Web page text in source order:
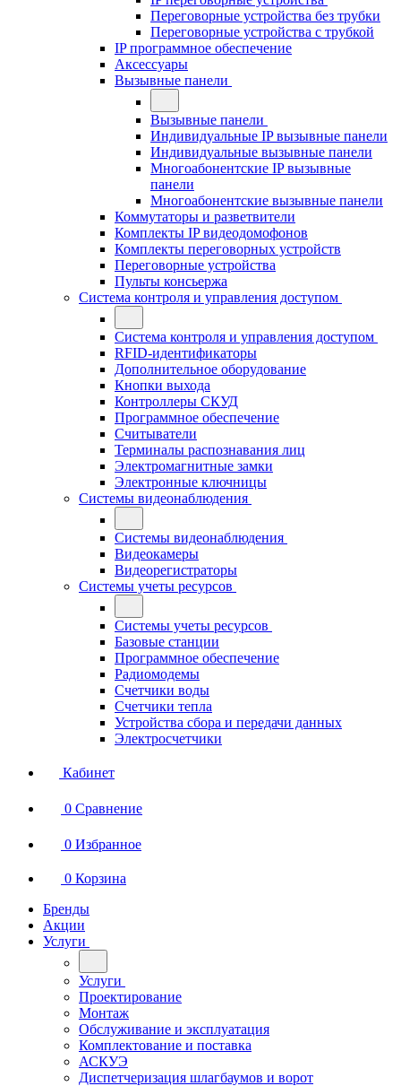
Переговорные устройства без трубки
Переговорные устройства с трубкой
IP программное обеспечение
Аксессуары
Вызывные панели
Вызывные панели
Индивидуальные IP вызывные панели
Индивидуальные вызывные панели
Многоабонентские IP вызывные
панели
Многоабонентские вызывные панели
Коммутаторы и разветвители
Комплекты IP видеодомофонов
Комплекты переговорных устройств
Переговорные устройства
Пульты консьержа
Система контроля и управления доступом
Система контроля и управления доступом
RFID-идентификаторы
Дополнительное оборудование
Кнопки выхода
Контроллеры СКУД
Программное обеспечение
Считыватели
Терминалы распознавания лиц
Электромагнитные замки
Электронные ключницы
Системы видеонаблюдения
Системы видеонаблюдения
Видеокамеры
Видеорегистраторы
Системы учеты ресурсов
Системы учеты ресурсов
Базовые станции
Программное обеспечение
Радиомодемы
Счетчики воды
Счетчики тепла
Устройства сбора и передачи данных
Электросчетчики
Кабинет
0 Сравнение
0 Избранное
0 Корзина
Бренды
Акции
Услуги
Услуги
Проектирование
Монтаж
Обслуживание и эксплуатация
Комплектование и поставка
АСКУЭ
Диспетчеризация шлагбаумов и ворот